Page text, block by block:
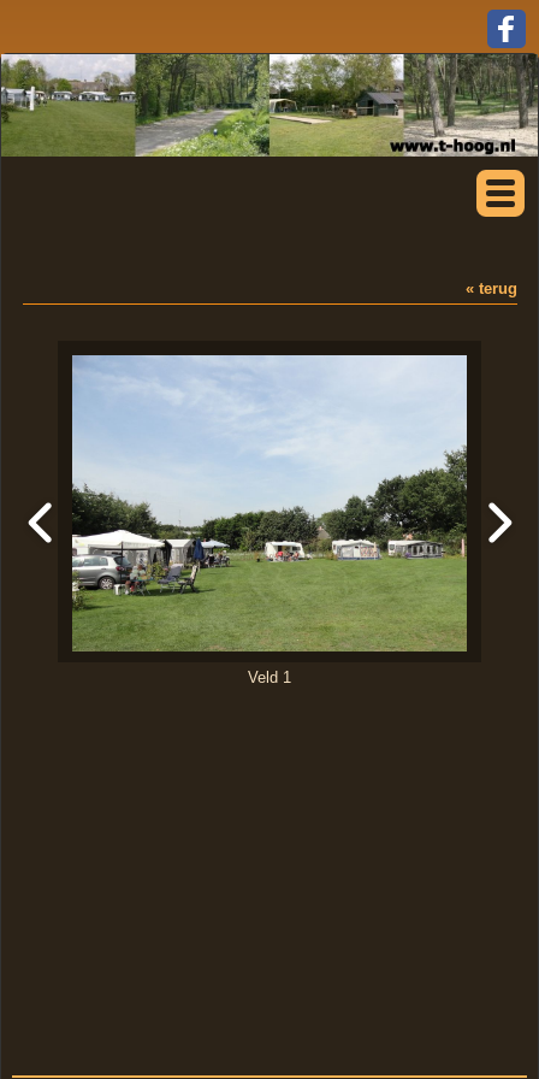
« terug
Veld 1